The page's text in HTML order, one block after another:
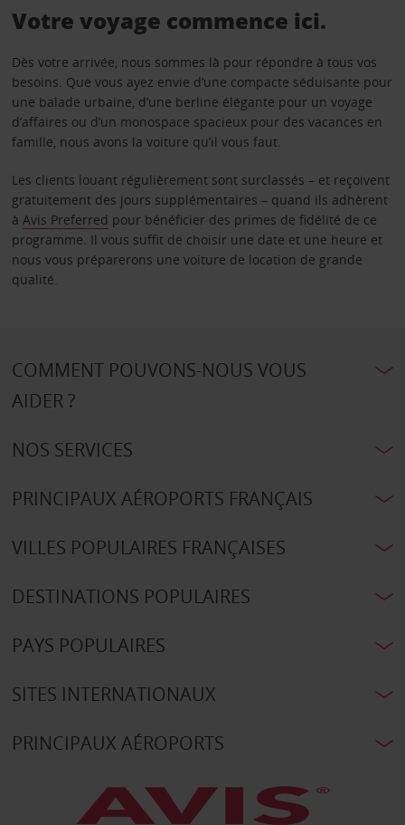
Votre voyage commence ici.
Dès votre arrivée, nous sommes là pour répondre à tous vos
besoins. Que vous ayez envie d’une compacte séduisante pour
une balade urbaine, d’une berline élégante pour un voyage
d’affaires ou d’un monospace spacieux pour des vacances en
famille, nous avons la voiture qu’il vous faut.
Les clients louant régulièrement sont surclassés – et reçoivent
gratuitement des jours supplémentaires – quand ils adhèrent
à Avis Preferred pour bénéficier des primes de fidélité de ce
programme. Il vous suffit de choisir une date et une heure et
nous vous préparerons une voiture de location de grande
qualité.
COMMENT POUVONS-NOUS VOUS
AIDER ?
NOS SERVICES
PRINCIPAUX AÉROPORTS FRANÇAIS
VILLES POPULAIRES FRANÇAISES
DESTINATIONS POPULAIRES
PAYS POPULAIRES
SITES INTERNATIONAUX
PRINCIPAUX AÉROPORTS